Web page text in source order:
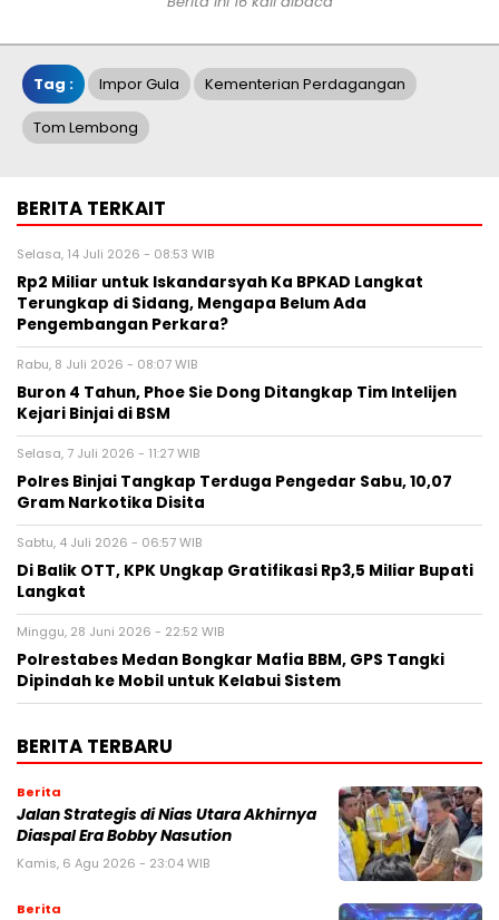
Tag : Impor Gula Kementerian Perdagangan
Tom Lembong
BERITA TERKAIT
Selasa, 14 Juli 2026 - 08:53 WIB
Rp2 Miliar untuk Iskandarsyah Ka BPKAD Langkat
Terungkap di Sidang, Mengapa Belum Ada
Pengembangan Perkara?
Rabu, 8 Juli 2026 - 08:07 WIB
Buron 4 Tahun, Phoe Sie Dong Ditangkap Tim Intelijen
Kejari Binjai di BSM
Selasa, 7 Juli 2026 - 11:27 WIB
Polres Binjai Tangkap Terduga Pengedar Sabu, 10,07
Gram Narkotika Disita
Sabtu, 4 Juli 2026 - 06:57 WIB
Di Balik OTT, KPK Ungkap Gratifikasi Rp3,5 Miliar Bupati
Langkat
Minggu, 28 Juni 2026 - 22:52 WIB
Polrestabes Medan Bongkar Mafia BBM, GPS Tangki
Dipindah ke Mobil untuk Kelabui Sistem
BERITA TERBARU
Berita
Jalan Strategis di Nias Utara Akhirnya
Diaspal Era Bobby Nasution
Kamis, 6 Agu 2026 - 23:04 WIB
Berita